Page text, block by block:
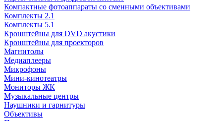
Компактные фотоаппараты со сменными объективами
Комплекты 2.1
Комплекты 5.1
Кронштейны для DVD акустики
Кронштейны для проекторов
Магнитолы
Медиаплееры
Микрофоны
Мини-кинотеатры
Мониторы ЖК
Музыкальные центры
Наушники и гарнитуры
Объективы